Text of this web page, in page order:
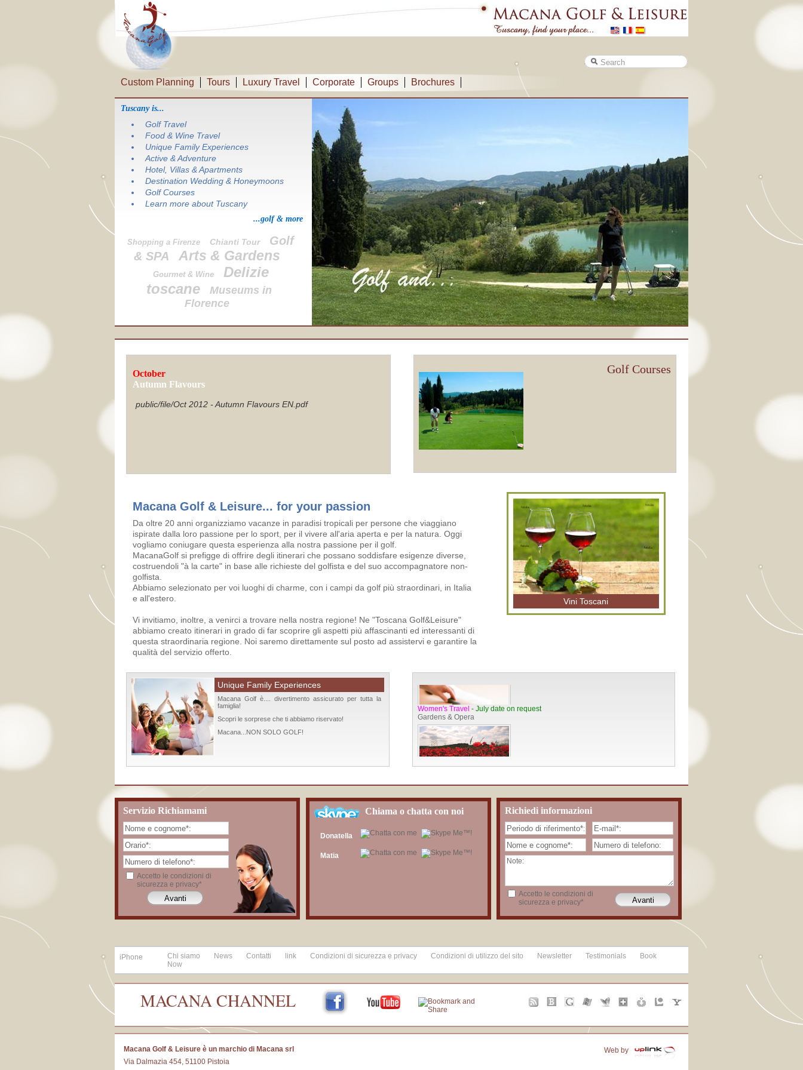
Custom Planning Tours Luxury Travel Corporate Groups Brochures
Tuscany is...
Golf Travel
Food & Wine Travel
Unique Family Experiences
Active & Adventure
Hotel, Villas & Apartments
Destination Wedding & Honeymoons
Golf Courses
Learn more about Tuscany
...golf & more
Shopping a Firenze Chianti Tour
Golf
& SPA
Arts & Gardens
Gourmet & Wine
Delizie
toscane
Museums in
Florence
October
Autumn Flavours
public/file/Oct 2012 - Autumn Flavours EN.pdf
Golf Courses
Macana Golf & Leisure... for your passion
Da oltre 20 anni organizziamo vacanze in paradisi tropicali per persone che viaggiano
ispirate dalla loro passione per lo sport, per il vivere all'aria aperta e per la natura. Oggi
vogliamo coniugare questa esperienza alla nostra passione per il golf.
MacanaGolf si prefigge di offrire degli itinerari che possano soddisfare esigenze diverse,
costruendoli "à la carte" in base alle richieste del golfista e del suo accompagnatore non-
golfista.
Abbiamo selezionato per voi luoghi di charme, con i campi da golf più straordinari, in Italia
e all'estero.
Vi invitiamo, inoltre, a venirci a trovare nella nostra regione! Ne "Toscana Golf&Leisure"
abbiamo creato itinerari in grado di far scoprire gli aspetti più affascinanti ed interessanti di
questa straordinaria regione. Noi saremo direttamente sul posto ad assistervi e garantire la
qualità del servizio offerto.
Vini Toscani
Unique Family Experiences
Macana Golf è.... divertimento assicurato per tutta la
famiglia!
Scopri le sorprese che ti abbiamo riservato!
Macana...NON SOLO GOLF!
Women's Travel
Gardens & Opera
Women's Travel
Golf & Spa
Servizio Richiamami
Accetto le condizioni di
sicurezza e privacy*
Chiama o chatta con noi
Donatella
Matia
Richiedi informazioni
Accetto le condizioni di
sicurezza e privacy*
iPhone Chi siamo News Contatti link Condizioni di sicurezza e privacy Condizioni di utilizzo del sito Newsletter Testimonials
Book
Now
MACANA CHANNEL
Web by
Macana Golf & Leisure è un marchio di Macana srl
Via Dalmazia 454, 51100 Pistoia